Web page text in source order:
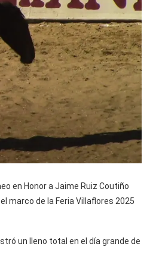
en Honor a Jaime Ruiz Coutiño
marco de la Feria Villaflores 2025
un lleno total en el día grande de